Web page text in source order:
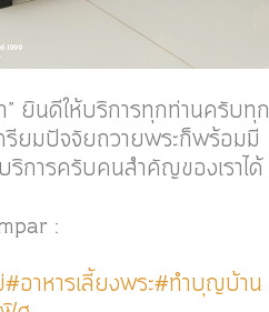
ยินดีให้บริการทุกท่านครับทุก
รียมปัจจัยถวายพระก็พร้อมมี
การครับคนสำคัญของเราได้
:
#อาหารเลี้ยงพระ#ทำบุญบ้าน